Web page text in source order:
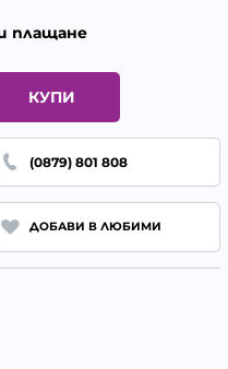
плащане
КУПИ
(0879) 801 808
ДОБАВИ В ЛЮБИМИ